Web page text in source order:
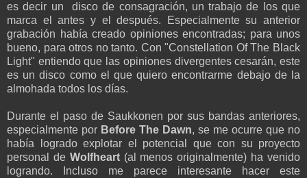
es decir un disco de consagración, un trabajo de los que
marca el antes y el después. Especialmente su anterior
grabación había creado opiniones encontradas; para unos
bueno, para otros no tanto. Con "Constellation Of The Black
Light" entiendo que las opiniones divergentes cesarán, este
es un disco como el que quiero encontrarme debajo de la
almohada todos los días.
Durante el paso de Saukkonen por sus bandas anteriores,
especialmente por Before The Dawn, se me ocurre que no
había logrado explotar el potencial que con su proyecto
personal de Wolfheart(al menos originalmente) ha venido
logrando. Incluso me parece interesante hacer este